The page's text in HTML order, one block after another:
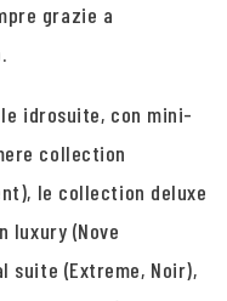
grazie a
idrosuite, con mini-
collection
le collection deluxe
luxury (Nove
suite (Extreme, Noir),